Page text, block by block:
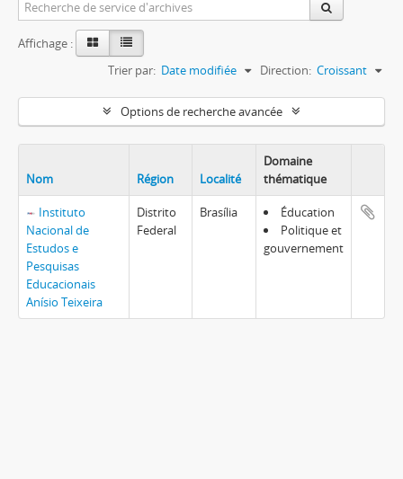
Affichage :
Trier par: Date modifiée Direction: Croissant
Options de recherche avancée
Nom Région Localité
Domaine
thématique
Presse-
papier
Instituto
Nacional de
Estudos e
Pesquisas
Educacionais
Anísio Teixeira
Distrito
Federal
Brasília
Éducation
Politique et
gouvernement